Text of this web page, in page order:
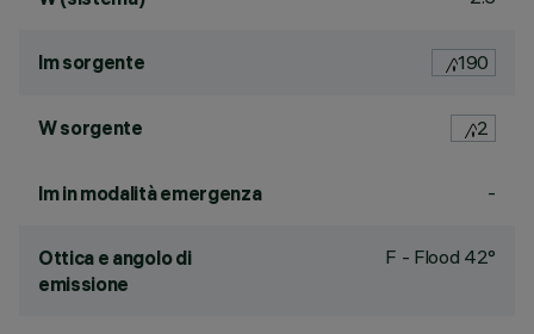
lm sorgente 190
W sorgente 2
lm in modalità emergenza -
Ottica e angolo di
emissione
F - Flood 42°